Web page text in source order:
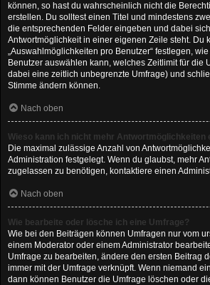
können, so hast du wahrscheinlich nicht die
erstellen. Du solltest einen Titel und mindestens
die entsprechenden Felder eingeben und dabei
Antwortmöglichkeit in einer eigenen Zeile steht. Du
„Auswahlmöglichkeiten pro Benutzer“ festlegen,
Benutzer auswählen kann, welches Zeitlimit für die
dabei eine zeitlich unbegrenzte Umfrage) und
Stimme ändern können.
Nach oben
Wieso kann ich nicht mehr Antwortmöglichkeiten
Die maximal zulässige Anzahl von
Administration festgelegt. Wenn du glaubst, mehr
zugelassen zu benötigen, kontaktiere einen
Nach oben
Wie bearbeite oder lösche ich eine Umfrage?
Wie bei den Beiträgen können Umfragen nur vom
einem Moderator oder einem Administrator
Umfrage zu bearbeiten, ändere den ersten Beitrag
immer mit der Umfrage verknüpft. Wenn niemand
dann können Benutzer die Umfrage löschen oder